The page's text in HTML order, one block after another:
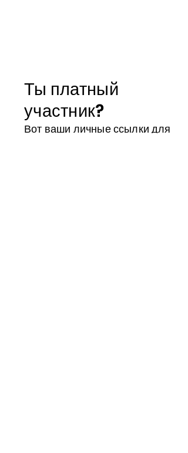
Ты платный
участник?
Вот ваши личные ссылки для